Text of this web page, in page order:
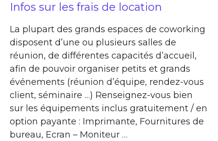
Infos sur les frais de location
La plupart des grands espaces de coworking
disposent d’une ou plusieurs salles de
réunion, de différentes capacités d’accueil,
afin de pouvoir organiser petits et grands
événements (réunion d’équipe, rendez-vous
client, séminaire …) Renseignez-vous bien
sur les équipements inclus gratuitement / en
option payante : Imprimante, Fournitures de
bureau, Ecran – Moniteur …